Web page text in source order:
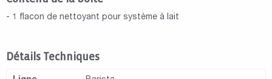
- 1 flacon de nettoyant pour système à lait
Détails Techniques